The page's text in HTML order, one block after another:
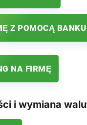
Z POMOCĄ BANKU
NA FIRMĘ
i wymiana